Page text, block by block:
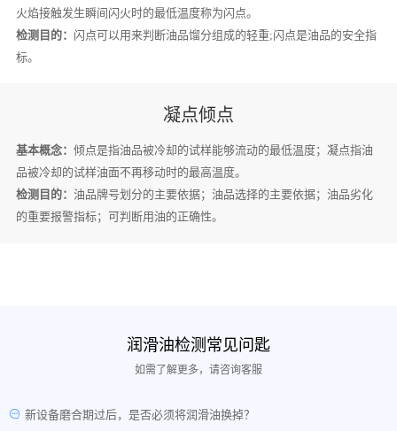
火焰接触发生瞬间闪火时的最低温度称为闪点。
检测目的： 闪点可以用来判断油品馏分组成的轻重;闪点是油品的安全指
标。
凝点倾点
基本概念： 倾点是指油品被冷却的试样能够流动的最低温度；凝点指油
品被冷却的试样油面不再移动时的最高温度。
检测目的： 油品牌号划分的主要依据；油品选择的主要依据；油品劣化
的重要报警指标；可判断用油的正确性。
润滑油检测常见问匙
如需了解更多，请咨询客服
新设备磨合期过后，是否必须将润滑油换掉？